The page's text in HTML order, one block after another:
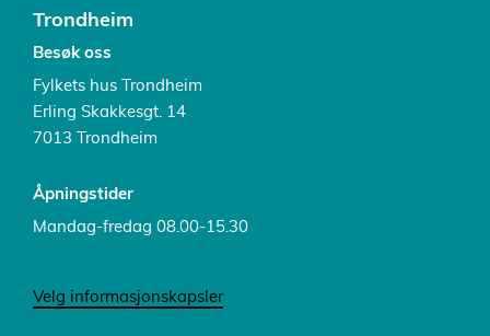
Trondheim
Besøk oss
Fylkets hus Trondheim
Erling Skakkesgt. 14
7013 Trondheim
Åpningstider
Mandag-fredag 08.00-15.30
Velg informasjonskapsler